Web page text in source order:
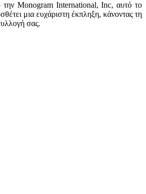
την Monogram International, Inc, αυτό το
μια ευχάριστη έκπληξη, κάνοντας τη
σας.